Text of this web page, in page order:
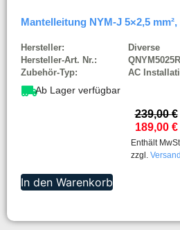
Mantelleitung NYM-J 5×2,5
Hersteller:
Diverse
Hersteller-Art. Nr.:
QNYM5025R
Zubehör-Typ:
AC
Ab Lager verfügbar
239,00€
189,00 €
Enthält MwSt.
zzgl. Versand
In den Warenkorb